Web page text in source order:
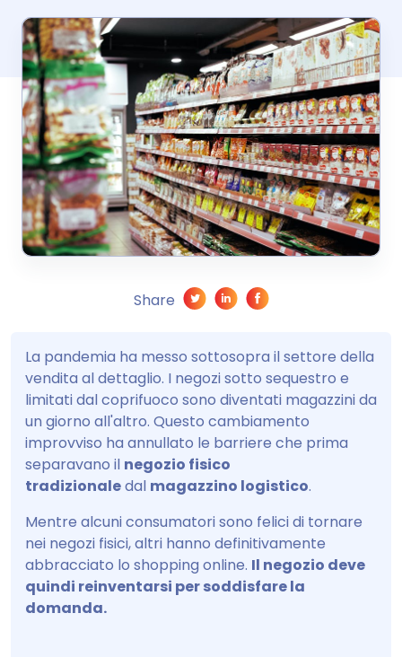
Share
La pandemia ha messo sottosopra il settore della
vendita al dettaglio. I negozi sotto sequestro e
limitati dal coprifuoco sono diventati magazzini da
un giorno all'altro. Questo cambiamento
improvviso ha annullato le barriere che prima
separavano il negozio fisico
tradizionaledal magazzino logistico.
Mentre alcuni consumatori sono felici di tornare
nei negozi fisici, altri hanno definitivamente
abbracciato lo shopping online. Il negozio deve
quindi reinventarsi per soddisfare la
domanda.